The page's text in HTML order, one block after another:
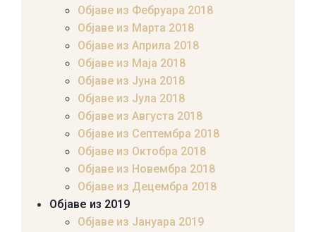
Објаве из Фебруара 2018
Објаве из Марта 2018
Објаве из Априла 2018
Објаве из Маја 2018
Објаве из Јуна 2018
Објаве из Јула 2018
Објаве из Августа 2018
Објаве из Септембра 2018
Објаве из Октобра 2018
Објаве из Новембра 2018
Објаве из Децембра 2018
Објаве из 2019
Објаве из Јануара 2019